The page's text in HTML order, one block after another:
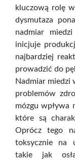
kluczową rolę
dysmutaza
nadmiar
inicjuje
najbardziej
prowadzić do
Nadmiar miedzi
problemów
mózgu wpływa
które są
Oprócz tego
toksycznie na
takie jak